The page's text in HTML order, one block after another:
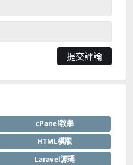
cPanel教學
HTML模版
Laravel源碼